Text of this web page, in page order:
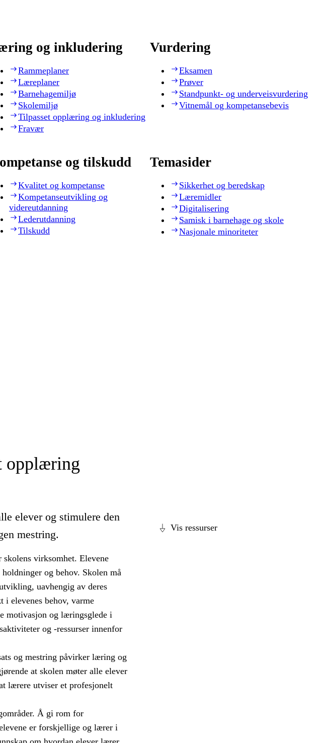
og inkludering
Rammeplaner
Læreplaner
Barnehagemiljø
Skolemiljø
Tilpasset opplæring og inkludering
Fravær
Vurdering
Eksamen
Prøver
Standpunkt- og underveisvurdering
Vitnemål og kompetansebevis
og tilskudd
Kvalitet og kompetanse
Kompetanseutvikling og
videreutdanning
Lederutdanning
Tilskudd
Temasider
Sikkerhet og beredskap
Læremidler
Digitalisering
Samisk i barnehage og skole
Nasjonale minoriteter
opplæring
Vis ressurser
elever og stimulere den
mestring.
virksomhet. Elevene
og behov. Skolen må
uavhengig av deres
i elevenes behov, varme
motivasjon og læringsglede i
og -ressurser innenfor
og mestring påvirker læring og
at skolen møter alle elever
lærere utviser et profesjonelt
Å gi rom for
er forskjellige og lærer i